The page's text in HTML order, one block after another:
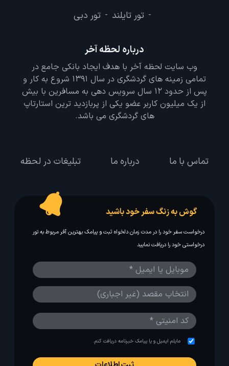
- تور تایلند - تور دبی
درباره لحظه آخر
وب سایت لحظه آخر با هدف ایجاد بانکی جامع در
تمامی زمینه های گردشگری در سال 1391 شروع به کار و
پس از حدود 12 سال سرویس دهی به مسافرین با بیش
از یک میلیون کاربر عضو یکی از پربازدید ترین استارتاپ
های گردشگری می باشد.
تماس با ما درباره ما تبلیغات در لحظه
گوش به زنگ سفر خود باشید
درخواست سفر خود را در مدت زمان دلخواه ثبت و پیامک بهترین آفر مربوط به تور
درخواستی خود را دریافت نمایید
مایلم ایمیل و یا پیامک خبرنامه دریافت کنم.